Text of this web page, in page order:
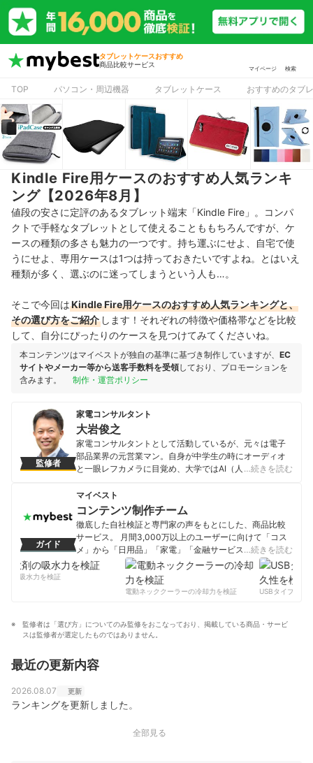
タブレットケースおすすめ
商品比較サービス
マイページ 検索
TOP パソコン・周辺機器 タブレットケース おすすめのタブ
Kindle Fire用ケースのおすすめ人気ランキ
ング【2026年8月】
値段の安さに定評のあるタブレット端末「Kindle Fire」。
コンパ
クトで手軽なタブレットとして使えることももちろんですが、ケ
ースの種類の多さも魅力の一つです。持ち運ぶにせよ、自宅で使
うにせよ、専用ケースは1つは持っておきたいですよね。とはいえ
種類が多く、選ぶのに迷ってしまうという人も…。
そこで今回はKindle Fire用ケースのおすすめ人気ランキングと、
その選び方をご紹介 します！それぞれの特徴や価格帯などを比較
して、自分にぴったりのケースを見つけてみてくださいね。
本コンテンツはマイベストが独自の基準に基づき制作していますが、 EC
サイトやメーカー等から送客手数料を受領しており、プロモーションを
含みます。
制作・運営ポリシー
監修者
家電コンサルタント
大岩俊之
家電コンサルタントとして活動しているが、元々は電子
部品業界の元営業マン。自身が中学生の時にオーディオ
と一眼レフカメラに目覚め、大学ではAI（人工知能）を
の方に魅力を感じ営業職へ。その後、電子部品メーカ
ー・半導体商社・パソコンメーカーなどで、家電メーカ
ー・家電量販店など向けの法人営業を経験。いずれの会
社でも、前年比150％以上の営業数字を達成、営業職200
人中１位の売上実績も持つ。その後、セミナー講師とし
て活動する傍ら、家電製品の裏事情を知る家電コンサル
タントとして活動し、テレビ番組にも「家電の達人」と
して毎年出演。家電メーカーに営業していたため、コネ
クタ・スイッチ・半導体などに精通しており、家電の内
資格試験の講師も務める。
大岩俊之のプロフィール
…続きを読む
ガイド
マイベスト
コンテンツ制作チーム
徹底した自社検証と専門家の声をもとにした、商品比較
サービス。 月間3,000万以上のユーザーに向けて「コス
メ」から「日用品」「家電」「金融サービス」まで、ベ
ストな商品を選んでもらうために、毎日コンテンツを制
コンテンツ制作チームのプロフィール
…続きを読む
の吸水力を検証
電動ネッククーラーの冷却力を検証
USBタイプCケー
監修者は「選び方」についてのみ監修をおこなっており、掲載している商品・サービ
スは監修者が選定したものではありません。
最近の更新内容
2026.08.07 更新
ランキングを更新しました。
全部見る